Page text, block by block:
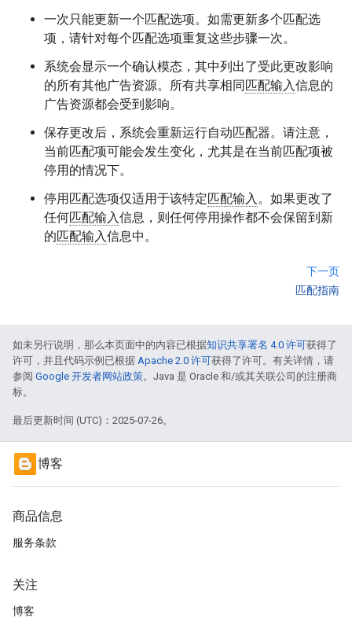
一次只能更新一个匹配选项。如需更新多个匹配选
项，请针对每个匹配选项重复这些步骤一次。
系统会显示一个确认模态，其中列出了受此更改影响
的所有其他广告资源。所有共享相同匹配输入信息的
广告资源都会受到影响。
保存更改后，系统会重新运行自动匹配器。请注意，
当前匹配项可能会发生变化，尤其是在当前匹配项被
停用的情况下。
停用匹配选项仅适用于该特定匹配输入。如果更改了
任何匹配输入信息，则任何停用操作都不会保留到新
的匹配输入信息中。
下一页
匹配指南
如未另行说明，那么本页面中的内容已根据知识共享署名 4.0 许可获得了
许可，并且代码示例已根据 Apache 2.0 许可获得了许可。有关详情，请
参阅 Google 开发者网站政策。Java 是 Oracle 和/或其关联公司的注册商
标。
最后更新时间 (UTC)：2025-07-26。
博客
商品信息
服务条款
关注
博客